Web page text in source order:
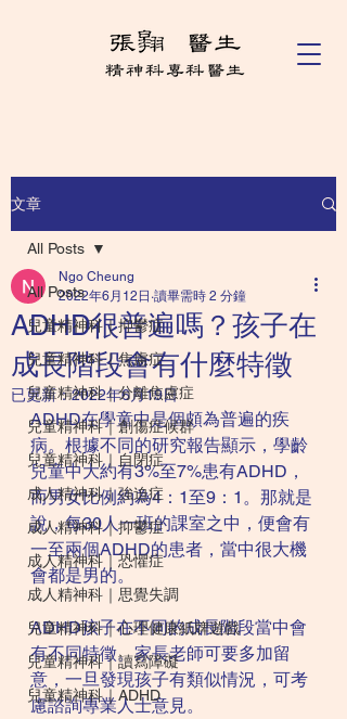
文章
All Posts
兒童精神科｜抑鬱症
兒童精神科｜焦慮症
兒童精神科｜分離焦慮症
兒童精神科｜創傷症候群
兒童精神科｜自閉症
成人精神科｜強迫症
成人精神科｜抑鬱症
成人精神科｜恐懼症
成人精神科｜思覺失調
兒童精神科｜心理健康紙牌遊戲
兒童精神科｜讀寫障礙
兒童精神科｜ADHD
All Posts
ADHD很普遍嗎？孩子在
成長階段會有什麼特徵
Ngo Cheung
2022年6月12日 讀畢需時 2 分鐘
已更新：2022年6月19日
ADHD在學童中是個頗為普遍的疾
病。根據不同的研究報告顯示，學齡
兒童中大約有3%至7%患有ADHD，
而男女比例約為4：1至9：1。那就是
說，每30人一班的課室之中，便會有
一至兩個ADHD的患者，當中很大機
會都是男的。
ADHD孩子在不同的成長階段當中會
有不同特徵。家長老師可要多加留
意，一旦發現孩子有類似情況，可考
慮諮詢專業人士意見。